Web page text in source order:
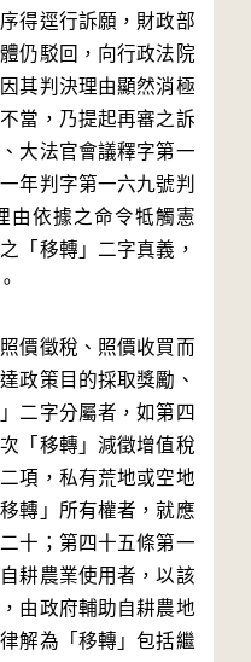
得逕行訴願，財政部
仍駁回，向行政法院
其判決理由顯然消極
當，乃提起再審之訴
大法官會議釋字第一
年判字第一六九號判
由依據之命令牴觸憲
「移轉」二字真義，
價徵稅、照價收買而
政策目的採取獎勵、
二字分屬者，如第四
「移轉」減徵增值稅
項，私有荒地或空地
轉」所有權者，就應
十；第四十五條第一
耕農業使用者，以該
由政府輔助自耕農地
解為「移轉」包括繼